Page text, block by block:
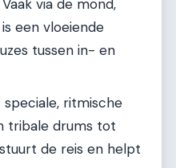
via de mond,
een vloeiende
tussen in- en
ritmische
tribale drums tot
de reis en helpt